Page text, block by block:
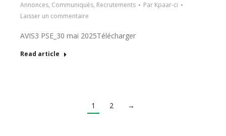
Annonces, Communiqués, Recrutements Par Kpaar-ci
Laisser un commentaire
AVIS3 PSE_30 mai 2025Télécharger
Read article
1 2 →